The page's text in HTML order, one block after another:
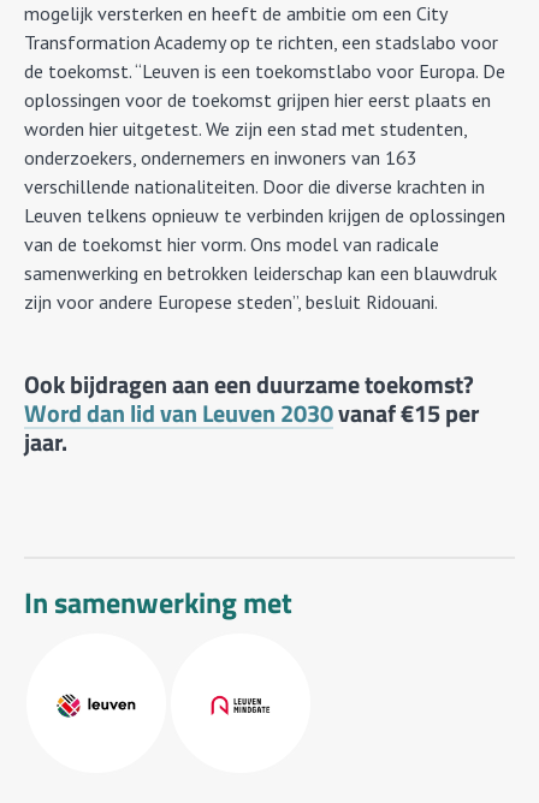
mogelijk versterken en heeft de ambitie om een City
Transformation Academy op te richten, een stadslabo voor
de toekomst. “Leuven is een toekomstlabo voor Europa. De
oplossingen voor de toekomst grijpen hier eerst plaats en
worden hier uitgetest. We zijn een stad met studenten,
onderzoekers, ondernemers en inwoners van 163
verschillende nationaliteiten. Door die diverse krachten in
Leuven telkens opnieuw te verbinden krijgen de oplossingen
van de toekomst hier vorm. Ons model van radicale
samenwerking en betrokken leiderschap kan een blauwdruk
zijn voor andere Europese steden”, besluit Ridouani.
Ook bijdragen aan een duurzame toekomst?
Word dan lid van Leuven 2030vanaf €15 per
jaar.
In samenwerking met